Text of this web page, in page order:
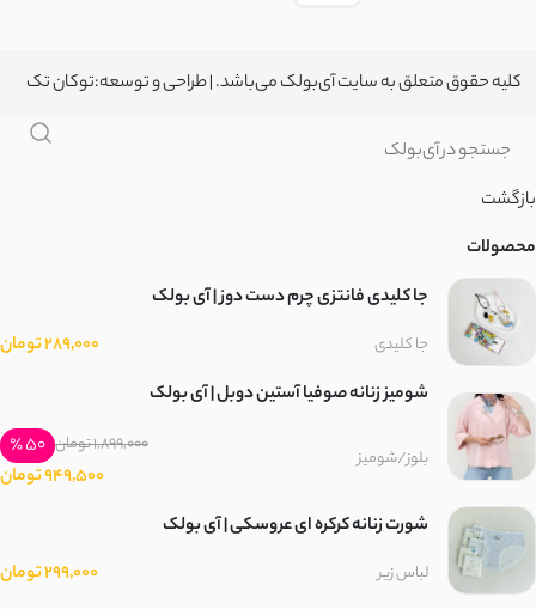
کلیه حقوق متعلق به سایت آی‌بولک می‌باشد. | طراحی و توسعه:توکان تک
بازگشت
محصولات
جا کلیدی فانتزی چرم دست دوز | آی بولک
جا کلیدی
289,000 تومان
شومیز زنانه صوفیا آستین دوبل | آی بولک
بلوز/شومیز
1,899,000 تومان
50 ٪
949,500 تومان
شورت زنانه کرکره ای عروسکی | آی بولک
لباس زیر 299,000 تومان